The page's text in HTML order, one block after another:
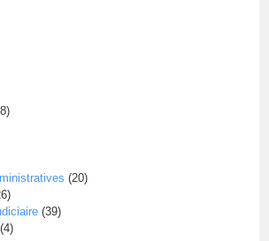
(20)
(39)
(4)